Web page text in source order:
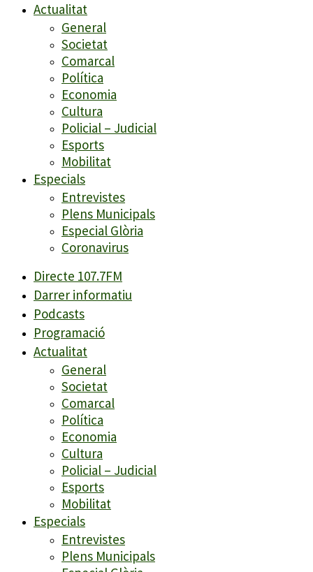
Actualitat
General
Societat
Comarcal
Política
Economia
Cultura
Policial – Judicial
Esports
Mobilitat
Especials
Entrevistes
Plens Municipals
Especial Glòria
Coronavirus
Directe 107.7FM
Darrer informatiu
Podcasts
Programació
Actualitat
General
Societat
Comarcal
Política
Economia
Cultura
Policial – Judicial
Esports
Mobilitat
Especials
Entrevistes
Plens Municipals